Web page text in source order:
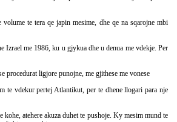
te tera qe japin mesime, dhe qe na sqarojne mbi
Izrael me 1986, ku u gjykua dhe u denua me vdekje. Per
procedurat ligjore punojne, me gjithese me vonese
te vdekur pertej Atlantikut, per te dhene llogari para nje
atehere akuza duhet te pushoje. Ky mesim mund te